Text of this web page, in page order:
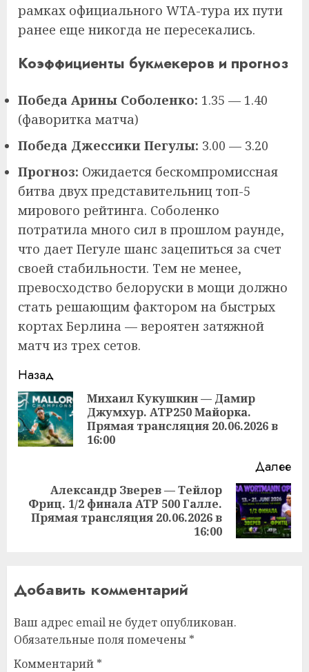
рамках официального WTA-тура их пути
ранее еще никогда не пересекались.
Коэффициенты букмекеров и прогноз
Победа Арины Соболенко: 1.35 — 1.40
(фаворитка матча)
Победа Джессики Пегулы: 3.00 — 3.20
Прогноз: Ожидается бескомпромиссная
битва двух представительниц топ-5
мирового рейтинга. Соболенко
потратила много сил в прошлом раунде,
что дает Пегуле шанс зацепиться за счет
своей стабильности. Тем не менее,
превосходство белоруски в мощи должно
стать решающим фактором на быстрых
кортах Берлина — вероятен затяжной
матч из трех сетов.
Продолжить
чтение
Назад
Михаил Кукушкин — Дамир
Джумхур. ATP250 Майорка.
Прямая трансляция 20.06.2026 в
16:00
Далее
Следующая
запись:
Александр Зверев — Тейлор
Фриц. 1/2 финала ATP 500 Галле.
Прямая трансляция 20.06.2026 в
16:00
Добавить комментарий
Ваш адрес email не будет опубликован.
Обязательные поля помечены *
Комментарий *